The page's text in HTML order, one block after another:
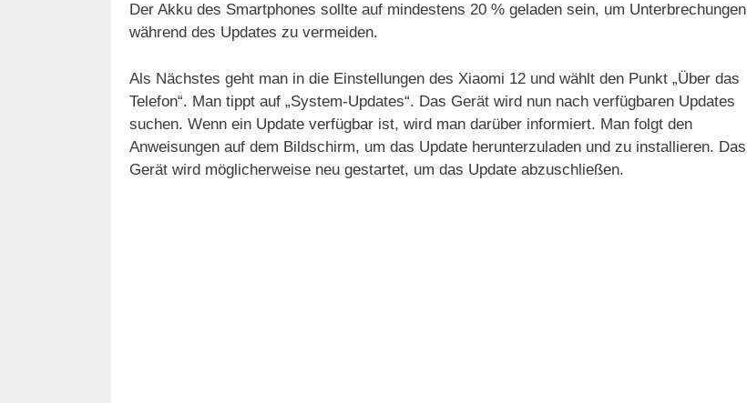
Der Akku des Smartphones sollte auf mindestens 20 % geladen sein, um Unterbrechungen
während des Updates zu vermeiden.
Als Nächstes geht man in die Einstellungen des Xiaomi 12 und wählt den Punkt „Über das
Telefon“. Man tippt auf „System-Updates“. Das Gerät wird nun nach verfügbaren Updates
suchen. Wenn ein Update verfügbar ist, wird man darüber informiert. Man folgt den
Anweisungen auf dem Bildschirm, um das Update herunterzuladen und zu installieren. Das
Gerät wird möglicherweise neu gestartet, um das Update abzuschließen.